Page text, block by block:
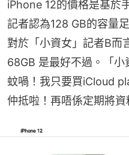
iPhone 12的價格是基於
記者認為128 GB的容量
對於「小資女」記者B而
68GB 是最好不過。「
蚊喎！我只要買iCloud
仲抵啦！再唔係定期將資